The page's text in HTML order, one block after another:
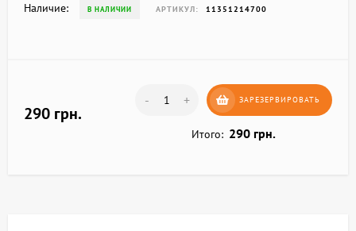
Наличие: В НАЛИЧИИ АРТИКУЛ: 11351214700
290 грн.
- + ЗАРЕЗЕРВИРОВАТЬ
Итого: 290 грн.